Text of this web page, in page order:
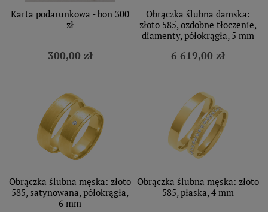
Karta podarunkowa - bon 300
zł
300,00 zł
Obrączka ślubna damska:
złoto 585, ozdobne tłoczenie,
diamenty, półokrągła, 5 mm
6 619,00 zł
Obrączka ślubna męska: złoto
585, satynowana, półokrągła,
6 mm
Obrączka ślubna męska: złoto
585, płaska, 4 mm